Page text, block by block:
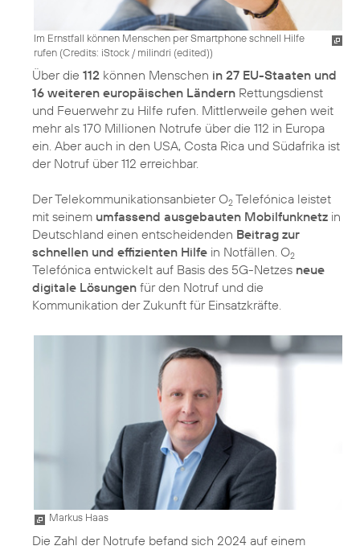
Im Ernstfall können Menschen per Smartphone schnell Hilfe
rufen (Credits: iStock / milindri (edited))
Über die 112 können Menschen in 27 EU-Staaten und
16 weiteren europäischen Ländern Rettungsdienst
und Feuerwehr zu Hilfe rufen. Mittlerweile gehen weit
mehr als 170 Millionen Notrufe über die 112 in Europa
ein. Aber auch in den USA, Costa Rica und Südafrika ist
der Notruf über 112 erreichbar.
Der Telekommunikationsanbieter O2 Telefónica leistet
mit seinem umfassend ausgebauten Mobilfunknetz in
Deutschland einen entscheidenden Beitrag zur
schnellen und effizienten Hilfe in Notfällen. O2
Telefónica entwickelt auf Basis des 5G-Netzes neue
digitale Lösungen für den Notruf und die
Kommunikation der Zukunft für Einsatzkräfte.
Markus Haas
Die Zahl der Notrufe befand sich 2024 auf einem